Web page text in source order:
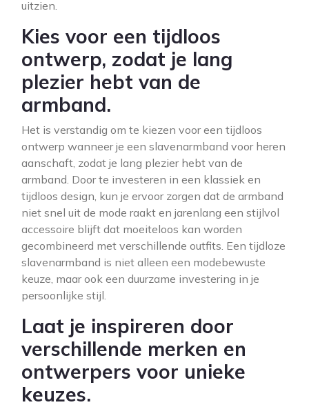
uitzien.
Kies voor een tijdloos
ontwerp, zodat je lang
plezier hebt van de
armband.
Het is verstandig om te kiezen voor een tijdloos
ontwerp wanneer je een slavenarmband voor heren
aanschaft, zodat je lang plezier hebt van de
armband. Door te investeren in een klassiek en
tijdloos design, kun je ervoor zorgen dat de armband
niet snel uit de mode raakt en jarenlang een stijlvol
accessoire blijft dat moeiteloos kan worden
gecombineerd met verschillende outfits. Een tijdloze
slavenarmband is niet alleen een modebewuste
keuze, maar ook een duurzame investering in je
persoonlijke stijl.
Laat je inspireren door
verschillende merken en
ontwerpers voor unieke
keuzes.